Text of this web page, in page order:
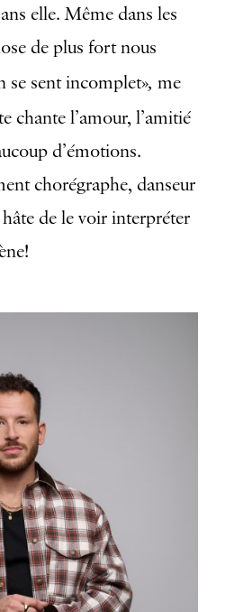
elle. Même dans les
de plus fort nous
se sent incomplet», me
chante l’amour, l’amitié
d’émotions.
chorégraphe, danseur
de le voir interpréter